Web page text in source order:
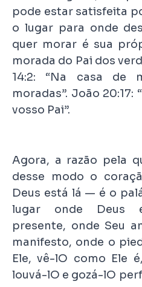
pode estar satisfeita
o lugar para onde
quer morar é sua
morada do Pai dos
14:2: “Na casa de
moradas”. João 20:17:
vosso Pai”.
Agora, a razão pela
desse modo o
Deus está lá — é o
lugar onde Deus
presente, onde Seu
manifesto, onde o
Ele, vê-lO como Ele
louvá-lO e gozá-lO